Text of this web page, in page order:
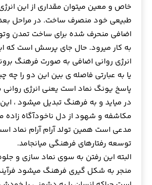
خاص و معين ميتوان مقداري از اين
طبيعي خود منصرف ساخت. در مراحل بعد
اضافي منحرف شده براي ساخت تمدن
به كار ميرود. حال جاي پرسش است كه
انرژي رواني اضافي به صورت فرهنگ
يا به عبارتي فاصله ي بين اين دو را چه
پاسخ يونگ نماد است يعني انرژي
در ميايد و به فرهنگ تبديل ميشود ، اين
مكاشفه و شهود از دل ناخودآگاه
مدعي است همين تولد آرام آرام نماد
توسعه رفتارهاي فرهنگي ميانجامد.
البته اين رفتن به سوي نماد سازي و
منجر به شكل گيري فرهنگ ميشود